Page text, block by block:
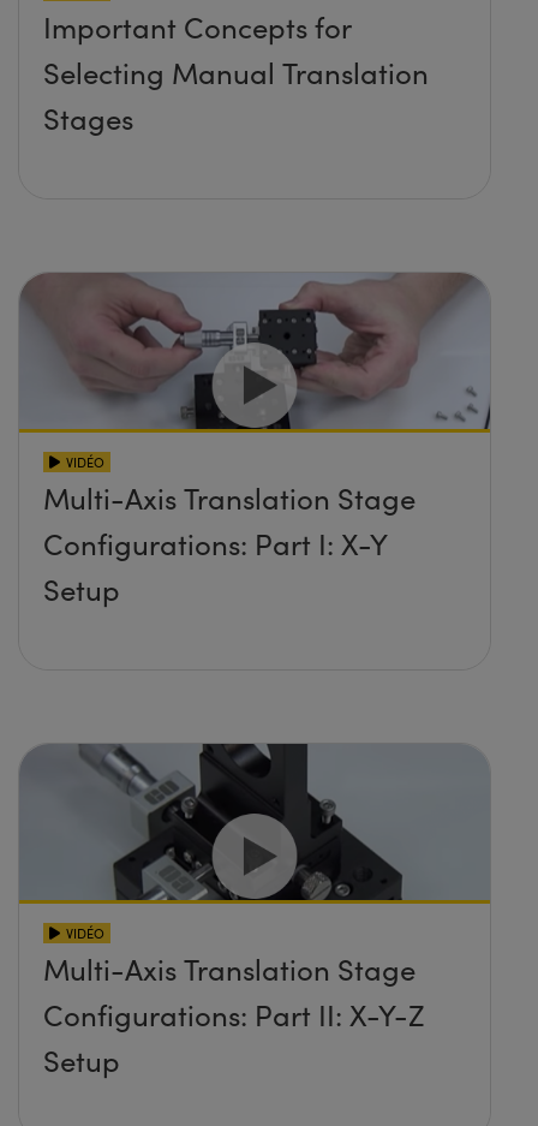
Important Concepts for
Selecting Manual Translation
Stages
VIDÉO
Multi-Axis Translation Stage
Configurations: Part I: X-Y
Setup
VIDÉO
Multi-Axis Translation Stage
Configurations: Part II: X-Y-Z
Setup